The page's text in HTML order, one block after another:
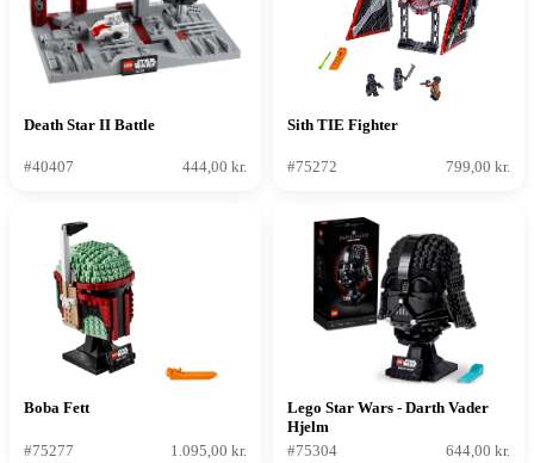
Death Star II Battle
#40407 444,00 kr.
Sith TIE Fighter
#75272 799,00 kr.
Boba Fett
#75277 1.095,00 kr.
Lego Star Wars - Darth Vader
Hjelm
#75304
644,00 kr.